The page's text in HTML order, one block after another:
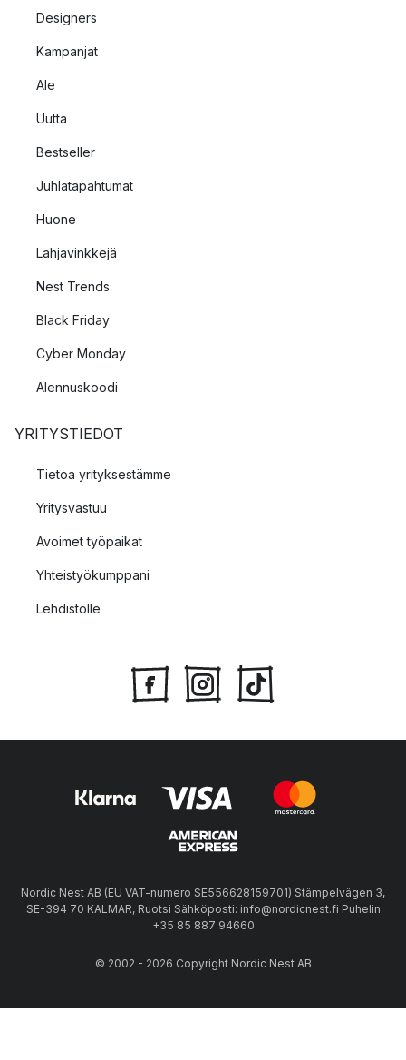
Designers
Kampanjat
Ale
Uutta
Bestseller
Juhlatapahtumat
Huone
Lahjavinkkejä
Nest Trends
Black Friday
Cyber Monday
Alennuskoodi
YRITYSTIEDOT
Tietoa yrityksestämme
Yritysvastuu
Avoimet työpaikat
Yhteistyökumppani
Lehdistölle
Nordic Nest AB (EU VAT-numero SE556628159701) Stämpelvägen 3,
SE-394 70 KALMAR, Ruotsi Sähköposti: info@nordicnest.fi Puhelin
+35 85 887 94660
© 2002 - 2026 Copyright Nordic Nest AB